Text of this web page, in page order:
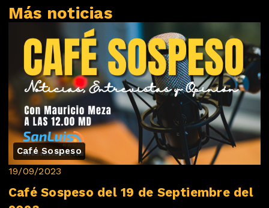
Más noticias
Café Sospeso
19/09/2023
Café Sospeso del 19 de Septiembre del